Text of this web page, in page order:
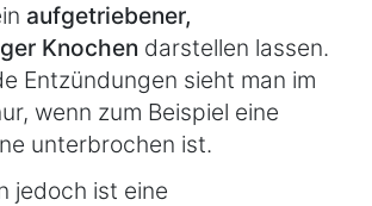
aufgetriebener,
Knochen darstellen lassen.
Entzündungen sieht man im
wenn zum Beispiel eine
unterbrochen ist.
jedoch ist eine